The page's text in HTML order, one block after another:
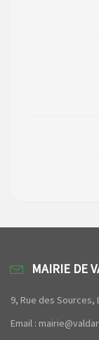
MAIRIE DE
9, Rue des Sources,
Email :